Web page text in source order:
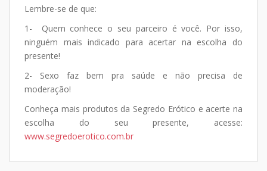
Lembre-se de que:
1- Quem conhece o seu parceiro é você. Por isso,
ninguém mais indicado para acertar na escolha do
presente!
2- Sexo faz bem pra saúde e não precisa de
moderação!
Conheça mais produtos da Segredo Erótico e acerte na
escolha do seu presente, acesse:
www.segredoerotico.com.br